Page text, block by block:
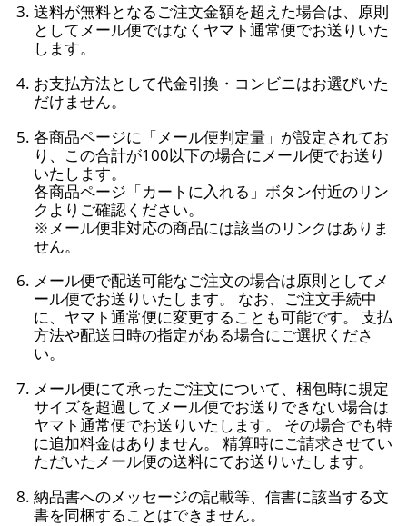
送料が無料となるご注文金額を超えた場合は、原則
としてメール便ではなくヤマト通常便でお送りいた
します。
お支払方法として代金引換・コンビニはお選びいた
だけません。
各商品ページに「メール便判定量」が設定されてお
り、この合計が100以下の場合にメール便でお送り
いたします。
各商品ページ「カートに入れる」ボタン付近のリン
クよりご確認ください。
※メール便非対応の商品には該当のリンクはありま
せん。
メール便で配送可能なご注文の場合は原則としてメ
ール便でお送りいたします。 なお、ご注文手続中
に、ヤマト通常便に変更することも可能です。 支払
方法や配送日時の指定がある場合にご選択くださ
い。
メール便にて承ったご注文について、梱包時に規定
サイズを超過してメール便でお送りできない場合は
ヤマト通常便でお送りいたします。 その場合でも特
に追加料金はありません。 精算時にご請求させてい
ただいたメール便の送料にてお送りいたします。
納品書へのメッセージの記載等、信書に該当する文
書を同梱することはできません。